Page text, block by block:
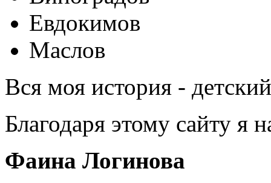
Евдокимов
Маслов
Вся моя история -
Благодаря этому сайту я
Фаина Логинова